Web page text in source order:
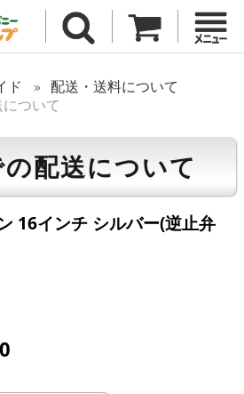
ド
配送・送料について
ついて
配送について
16インチ シルバー(逆止弁